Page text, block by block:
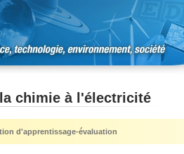
chimie à l'électricité
d'apprentissage-évaluation